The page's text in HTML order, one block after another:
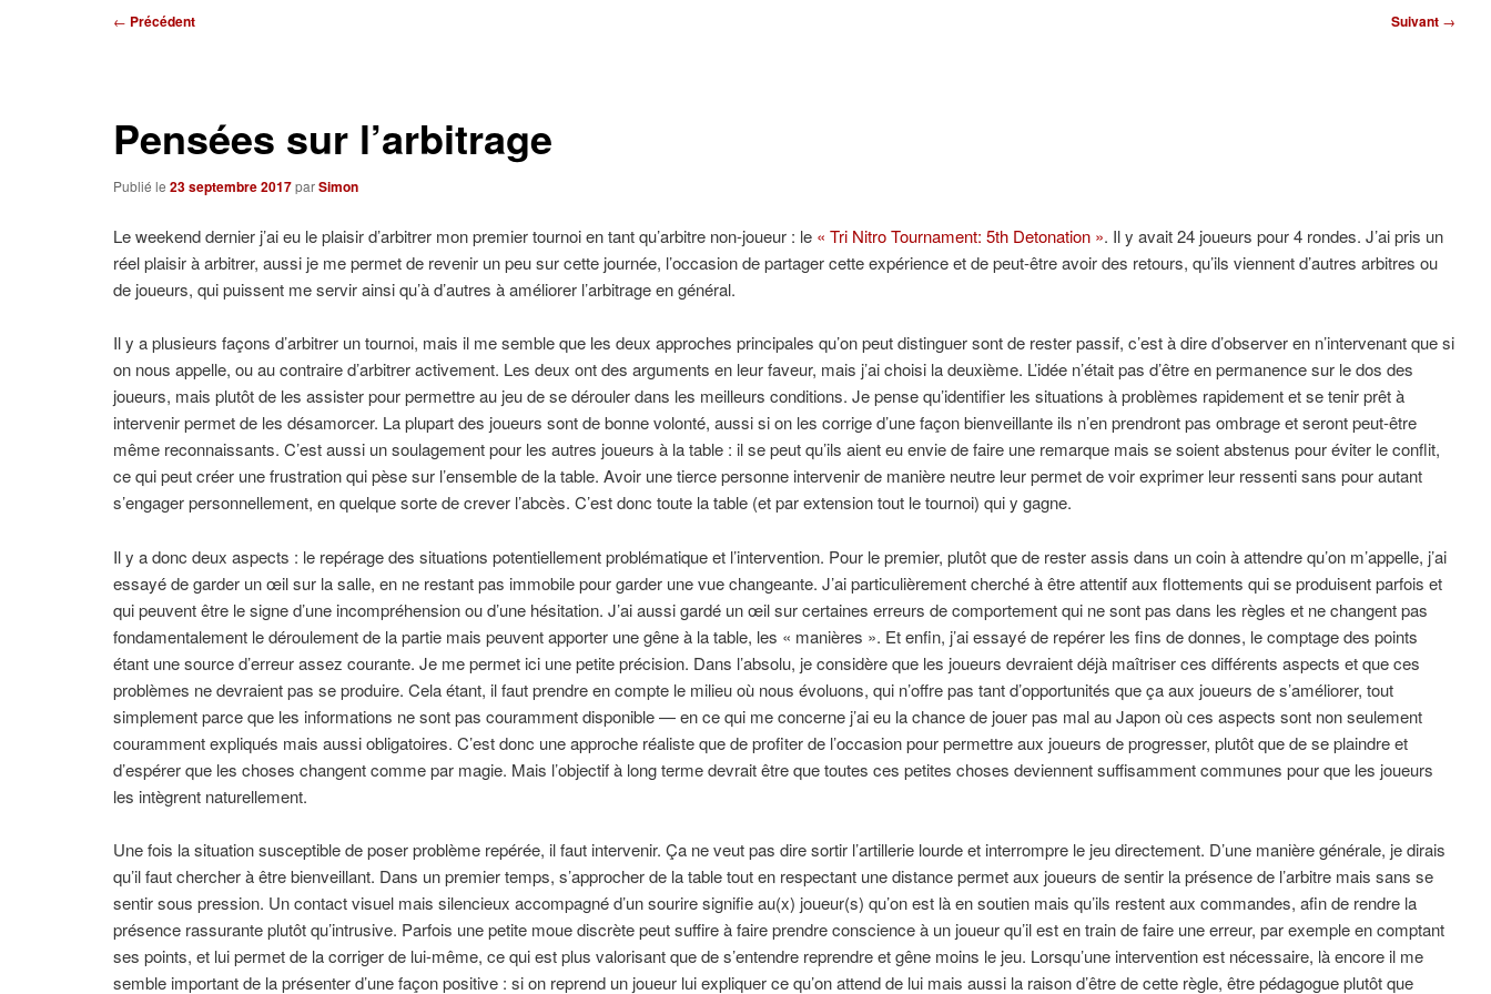
Navigation
← Précédent Suivant →
Pensées sur l’arbitrage
Publié le23 septembre 2017parSimon
Le weekend dernier j’ai eu le plaisir d’arbitrer mon premier tournoi en tant qu’arbitre non-joueur : le « Tri Nitro Tournament: 5th Detonation ». Il y avait 24 joueurs pour 4 rondes. J’ai pris un
réel plaisir à arbitrer, aussi je me permet de revenir un peu sur cette journée, l’occasion de partager cette expérience et de peut-être avoir des retours, qu’ils viennent d’autres arbitres ou
de joueurs, qui puissent me servir ainsi qu’à d’autres à améliorer l’arbitrage en général.
Il y a plusieurs façons d’arbitrer un tournoi, mais il me semble que les deux approches principales qu’on peut distinguer sont de rester passif, c’est à dire d’observer en n’intervenant que si
on nous appelle, ou au contraire d’arbitrer activement. Les deux ont des arguments en leur faveur, mais j’ai choisi la deuxième. L’idée n’était pas d’être en permanence sur le dos des
joueurs, mais plutôt de les assister pour permettre au jeu de se dérouler dans les meilleurs conditions. Je pense qu’identifier les situations à problèmes rapidement et se tenir prêt à
intervenir permet de les désamorcer. La plupart des joueurs sont de bonne volonté, aussi si on les corrige d’une façon bienveillante ils n’en prendront pas ombrage et seront peut-être
même reconnaissants. C’est aussi un soulagement pour les autres joueurs à la table : il se peut qu’ils aient eu envie de faire une remarque mais se soient abstenus pour éviter le conflit,
ce qui peut créer une frustration qui pèse sur l’ensemble de la table. Avoir une tierce personne intervenir de manière neutre leur permet de voir exprimer leur ressenti sans pour autant
s’engager personnellement, en quelque sorte de crever l’abcès. C’est donc toute la table (et par extension tout le tournoi) qui y gagne.
Il y a donc deux aspects : le repérage des situations potentiellement problématique et l’intervention. Pour le premier, plutôt que de rester assis dans un coin à attendre qu’on m’appelle, j’ai
essayé de garder un œil sur la salle, en ne restant pas immobile pour garder une vue changeante. J’ai particulièrement cherché à être attentif aux flottements qui se produisent parfois et
qui peuvent être le signe d’une incompréhension ou d’une hésitation. J’ai aussi gardé un œil sur certaines erreurs de comportement qui ne sont pas dans les règles et ne changent pas
fondamentalement le déroulement de la partie mais peuvent apporter une gêne à la table, les « manières ». Et enfin, j’ai essayé de repérer les fins de donnes, le comptage des points
étant une source d’erreur assez courante. Je me permet ici une petite précision. Dans l’absolu, je considère que les joueurs devraient déjà maîtriser ces différents aspects et que ces
problèmes ne devraient pas se produire. Cela étant, il faut prendre en compte le milieu où nous évoluons, qui n’offre pas tant d’opportunités que ça aux joueurs de s’améliorer, tout
simplement parce que les informations ne sont pas couramment disponible — en ce qui me concerne j’ai eu la chance de jouer pas mal au Japon où ces aspects sont non seulement
couramment expliqués mais aussi obligatoires. C’est donc une approche réaliste que de profiter de l’occasion pour permettre aux joueurs de progresser, plutôt que de se plaindre et
d’espérer que les choses changent comme par magie. Mais l’objectif à long terme devrait être que toutes ces petites choses deviennent suffisamment communes pour que les joueurs
les intègrent naturellement.
Une fois la situation susceptible de poser problème repérée, il faut intervenir. Ça ne veut pas dire sortir l’artillerie lourde et interrompre le jeu directement. D’une manière générale, je dirais
qu’il faut chercher à être bienveillant. Dans un premier temps, s’approcher de la table tout en respectant une distance permet aux joueurs de sentir la présence de l’arbitre mais sans se
sentir sous pression. Un contact visuel mais silencieux accompagné d’un sourire signifie au(x) joueur(s) qu’on est là en soutien mais qu’ils restent aux commandes, afin de rendre la
présence rassurante plutôt qu’intrusive. Parfois une petite moue discrète peut suffire à faire prendre conscience à un joueur qu’il est en train de faire une erreur, par exemple en comptant
ses points, et lui permet de la corriger de lui-même, ce qui est plus valorisant que de s’entendre reprendre et gêne moins le jeu. Lorsqu’une intervention est nécessaire, là encore il me
semble important de la présenter d’une façon positive : si on reprend un joueur lui expliquer ce qu’on attend de lui mais aussi la raison d’être de cette règle, être pédagogue plutôt que